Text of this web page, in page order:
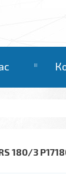
180/3